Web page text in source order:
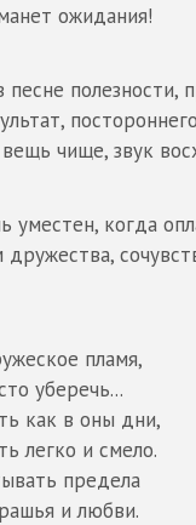
ожидания!
полезности,
чище, звук
уместен, когда
пламя,
уберечь...
как в оны дни,
легко и смело.
предела
и любви.